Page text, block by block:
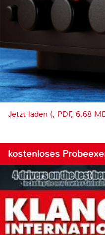
Jetzt laden (, PDF, 6.68
kostenloses